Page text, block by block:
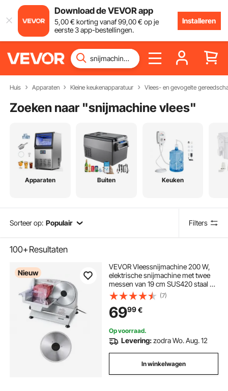
Download de VEVOR app
5,00€ korting vanaf99,00€ op je
eerste 3 app-bestellingen.
Installeren
Huis Apparaten Kleine keukenapparatuur Vlees- en gevogelte
Zoeken naar "snijmachine vlees"
Apparaten Buiten Keuken
Sorteer op: Populair Filters
100+Resultaten
Nieuw
VEVOR Vleessnijmachine 200 W,
elektrische snijmachine met twee
messen van 19 cm SUS420 staal en
een snijdikte van 0–15 mm,
universele snijmachine voor
diepvriesvlees, ham, stokbrood en
biefstuk.
(7)
6999€
Op voorraad.
Levering:zodra Wo. Aug. 12
In winkelwagen